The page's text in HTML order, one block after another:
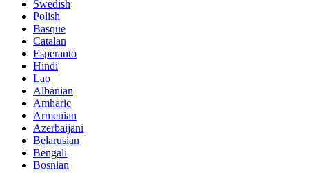
Swedish
Polish
Basque
Catalan
Esperanto
Hindi
Lao
Albanian
Amharic
Armenian
Azerbaijani
Belarusian
Bengali
Bosnian